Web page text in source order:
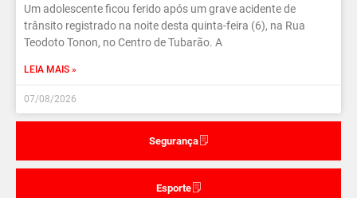
Segurança
Esporte
Um adolescente ficou ferido após um grave acidente de
trânsito registrado na noite desta quinta-feira (6), na Rua
Teodoto Tonon, no Centro de Tubarão. A
LEIA MAIS »
07/08/2026